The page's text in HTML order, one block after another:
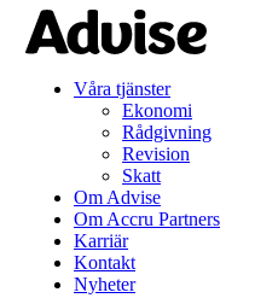
Våra tjänster
Ekonomi
Rådgivning
Revision
Skatt
Om Advise
Om Accru Partners
Karriär
Kontakt
Nyheter